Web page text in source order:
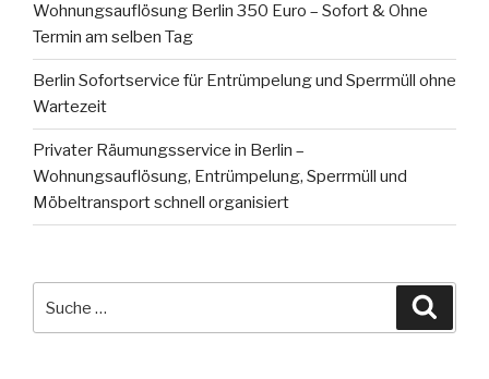
Wohnungsauflösung Berlin 350 Euro – Sofort & Ohne
Termin am selben Tag
Berlin Sofortservice für Entrümpelung und Sperrmüll ohne
Wartezeit
Privater Räumungsservice in Berlin –
Wohnungsauflösung, Entrümpelung, Sperrmüll und
Möbeltransport schnell organisiert
nach: